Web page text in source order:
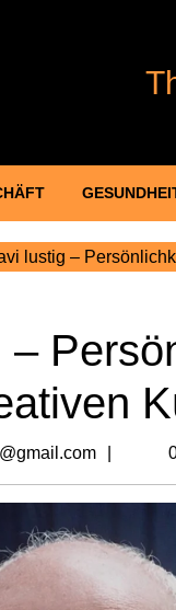
lustig –